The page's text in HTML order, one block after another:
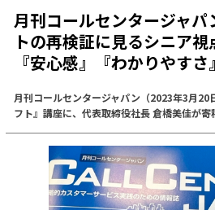
月刊コールセンタージャパ
トの再検証に見るシニア
『安心感』『わかりやすさ
月刊コールセンタージャパン（2023年3月20
フト』講座に、代表取締役社長 倉橋美佳が寄